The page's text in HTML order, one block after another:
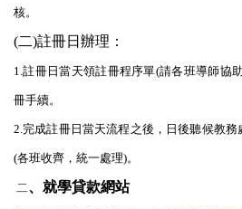
核。
(二)註冊日辦理：
1.註冊日當天領註冊程序單(請各班導師協
冊手續。
2.完成註冊日當天流程之後，日後聽候教務
(各班收齊，統一處理)。
二、就學貸款網站